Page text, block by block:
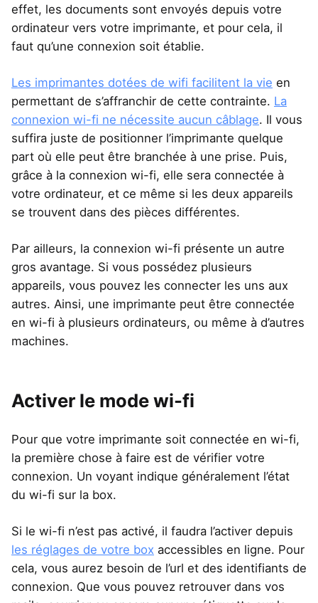
effet, les documents sont envoyés depuis votre
ordinateur vers votre imprimante, et pour cela, il
faut qu’une connexion soit établie.
Les imprimantes dotées de wifi facilitent la vie en
permettant de s’affranchir de cette contrainte. La
connexion wi-fi ne nécessite aucun câblage. Il vous
suffira juste de positionner l’imprimante quelque
part où elle peut être branchée à une prise. Puis,
grâce à la connexion wi-fi, elle sera connectée à
votre ordinateur, et ce même si les deux appareils
se trouvent dans des pièces différentes.
Par ailleurs, la connexion wi-fi présente un autre
gros avantage. Si vous possédez plusieurs
appareils, vous pouvez les connecter les uns aux
autres. Ainsi, une imprimante peut être connectée
en wi-fi à plusieurs ordinateurs, ou même à d’autres
machines.
Activer le mode wi-fi
Pour que votre imprimante soit connectée en wi-fi,
la première chose à faire est de vérifier votre
connexion. Un voyant indique généralement l’état
du wi-fi sur la box.
Si le wi-fi n’est pas activé, il faudra l’activer depuis
les réglages de votre box accessibles en ligne. Pour
cela, vous aurez besoin de l’url et des identifiants de
connexion. Que vous pouvez retrouver dans vos